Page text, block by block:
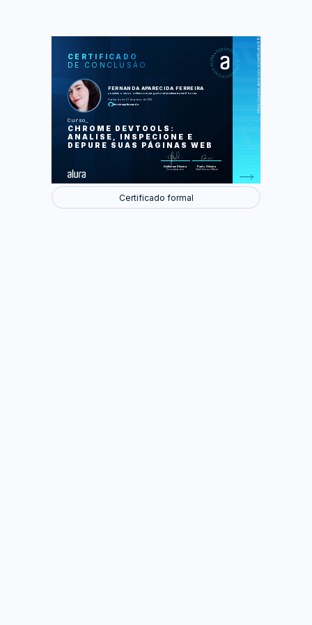
CERTIFICADO
DE CONCLUSÃO
FERNANDA APARECIDA FERREIRA
concluiu o curso online com carga horária estimada em 9 horas.
Finalizado em 27 de janeiro de 2018
ferreiraapfernanda
Curso
CHROME DEVTOOLS:
ANALISE, INSPECIONE E
DEPURE SUAS PÁGINAS WEB
Guilherme Silveira
Coordenador
Paulo Silveira
Chief Vision Officer
https://cursos.alura.com.br/certificate/98ecc00b-a29b-4bab-bd17-440fbb62fffc
LAS
Introdução: Editando seu site em
tempo real
Certificado formal